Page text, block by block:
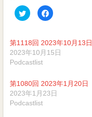
ク
リ
て
Twitter
で
共
有
い
ウ
ィ
ン
ド
Facebook
で
る
に
は
し
て
く
だ
第1118回 2023年10月13日
2023年10月15日
Podcastlist
第1080回 2023年1月20日
2023年1月23日
Podcastlist